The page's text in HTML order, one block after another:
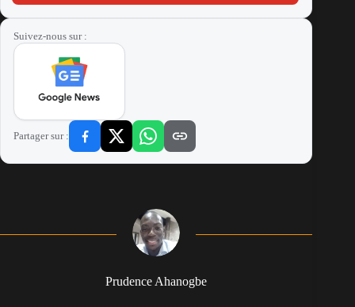
Suivez-nous sur :
Partager sur :
Prudence Ahanogbe